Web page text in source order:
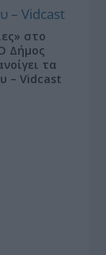
στο
Δήμος
τα
– Vidcast